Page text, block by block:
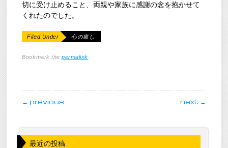
切に受け止めること、両親や家族に感謝の念を抱かせて
くれたのでした。
Filed Under 心の癒し
Bookmark thepermalink.
post navigation
← previous next →
最近の投稿